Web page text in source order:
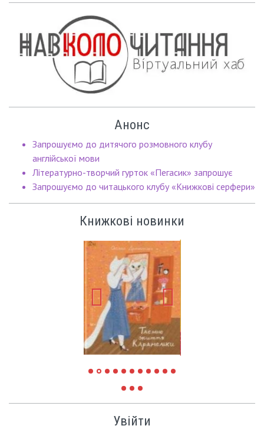
Анонс
Запрошуємо до дитячого розмовного клубу
англійської мови
Літературно-творчий гурток «Пегасик» запрошує
Запрошуємо до читацького клубу «Книжкові серфери»
Книжкові новинки
Увійти